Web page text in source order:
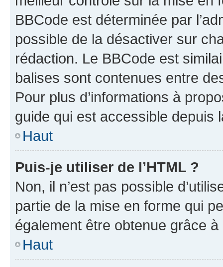
BBCode est déterminée par
possible de la désactiver sur
rédaction. Le BBCode est
balises sont contenues entre
Pour plus d’informations à
guide qui est accessible depuis
Haut
Puis-je utiliser de l’HTML ?
Non, il n’est pas possible
partie de la mise en forme qui
également être obtenue grâce à
Haut